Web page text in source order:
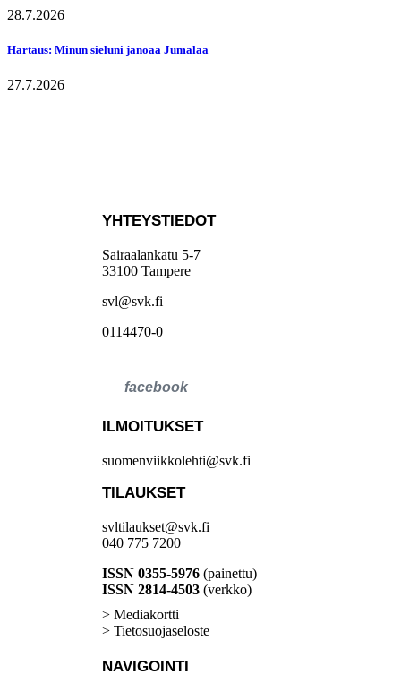
28.7.2026
Hartaus: Minun sieluni janoaa Jumalaa
27.7.2026
YHTEYSTIEDOT
Sairaalankatu 5-7
33100 Tampere
svl@svk.fi
0114470-0
ILMOITUKSET
suomenviikkolehti@svk.fi
TILAUKSET
svltilaukset@svk.fi
040 775 7200
ISSN 0355-5976 (painettu)
ISSN 2814-4503 (verkko)
> Mediakortti
> Tietosuojaseloste
NAVIGOINTI